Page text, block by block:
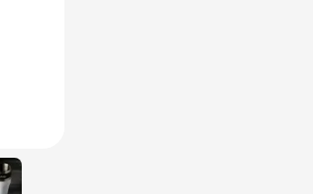
pour la catégorie Technologie & gadgets
pour la catégorie Giveaways
pour la catégorie Écriture
pour la catégorie Bureau
pour la catégorie Outdoor & Loisirs
larger image